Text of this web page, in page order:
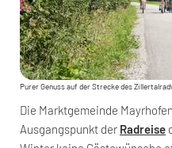
Purer Genuss auf der Strecke des
Die Marktgemeinde
Ausgangspunkt der Radreise